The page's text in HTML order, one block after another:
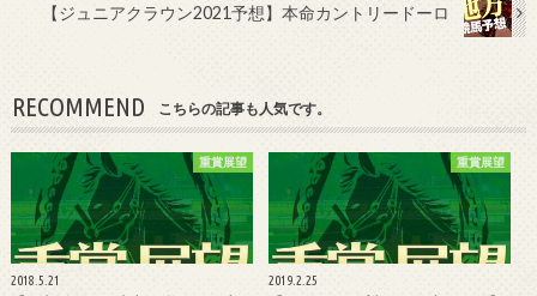
【ジュニアクラウン2021予想】本命カントリードーロ
RECOMMEND こちらの記事も人気です。
重賞展望
2018.5.21
重賞展望
2019.2.25